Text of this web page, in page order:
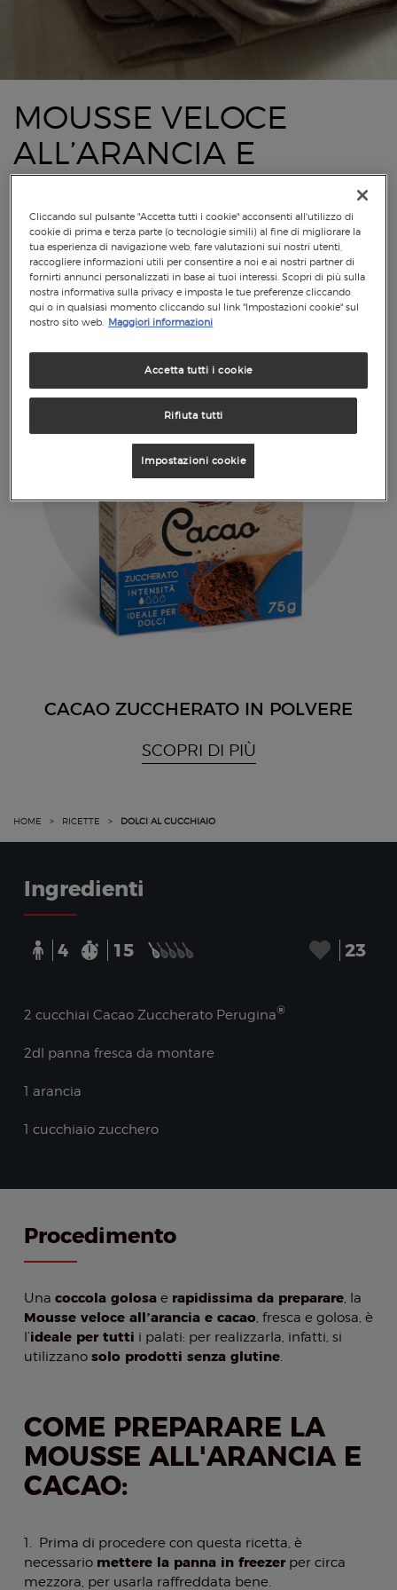
MOUSSE VELOCE
ALL’ARANCIA E
CACAO
CACAO ZUCCHERATO IN POLVERE
SCOPRI DI PIÙ
HOME > RICETTE > DOLCI AL CUCCHIAIO
Ingredienti
4 15 23
2 cucchiai Cacao Zuccherato Perugina®
2dl panna fresca da montare
1 arancia
1 cucchiaio zucchero
Procedimento
Una coccola golosae rapidissima da preparare, la
Mousse veloce all’arancia e cacao, fresca e golosa, è
l’ideale per tutti i palati: per realizzarla, infatti, si
utilizzano solo prodotti senza glutine.
COME PREPARARE LA
MOUSSE ALL'ARANCIA E
CACAO:
1. Prima di procedere con questa ricetta, è
necessario mettere la panna in freezerper circa
mezzora, per usarla raffreddata bene.
Cliccando sul pulsante "Accetta tutti i cookie" acconsenti all'utilizzo di
cookie di prima e terza parte (o tecnologie simili) al fine di migliorare la
tua esperienza di navigazione web, fare valutazioni sui nostri utenti,
raccogliere informazioni utili per consentire a noi e ai nostri partner di
fornirti annunci personalizzati in base ai tuoi interessi. Scopri di più sulla
nostra informativa sulla privacy e imposta le tue preferenze cliccando
qui o in qualsiasi momento cliccando sul link "Impostazioni cookie" sul
nostro sito web. Maggiori informazioni
Rifiuta tutti
Accetta tutti i cookie
Impostazioni cookie